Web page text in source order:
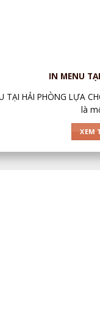
IN MENU
TẠI HẢI PHÒNG LỰA
là
XEM